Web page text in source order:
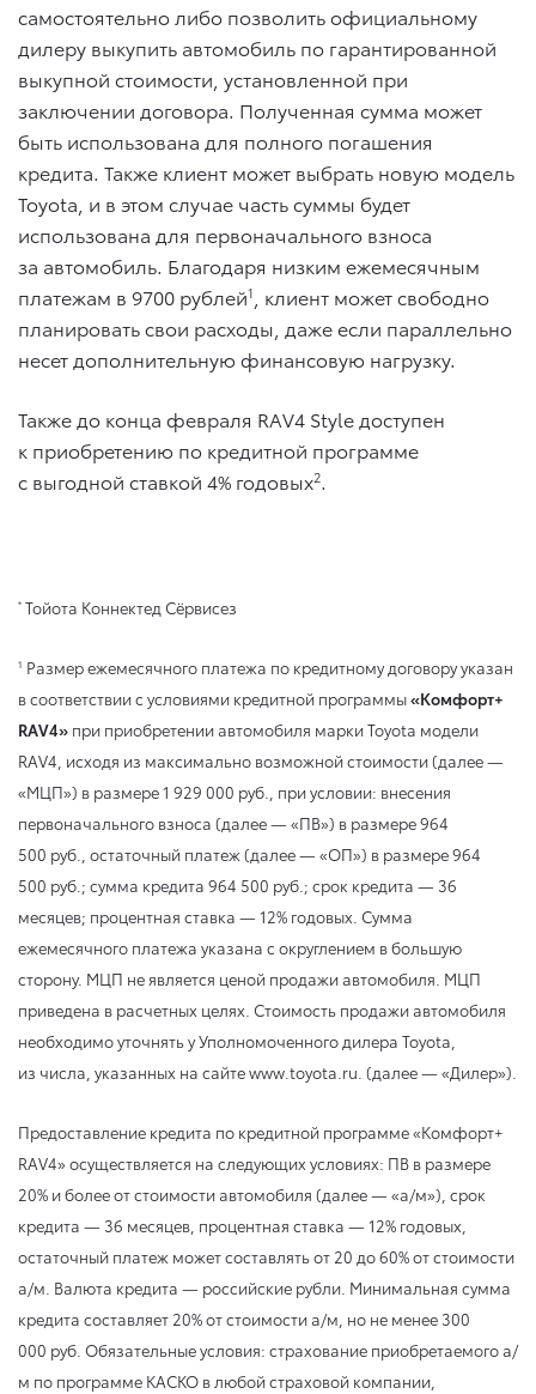
самостоятельно либо позволить официальному
дилеру выкупить автомобиль по гарантированной
выкупной стоимости, установленной при
заключении договора. Полученная сумма может
быть использована для полного погашения
кредита. Также клиент может выбрать новую модель
Toyota, и в этом случае часть суммы будет
использована для первоначального взноса
за автомобиль. Благодаря низким ежемесячным
платежам в 9700 рублей1
, клиент может свободно
планировать свои расходы, даже если параллельно
несет дополнительную финансовую нагрузку.
Также до конца февраля RAV4 Style доступен
к приобретению по кредитной программе
с выгодной ставкой 4% годовых2.
* Тойота Коннектед Сёрвисез
1 Размер ежемесячного платежа по кредитному договору указан
в соответствии с условиями кредитной программы«Комфорт+
RAV4» при приобретении автомобиля марки Toyota модели
RAV4, исходя из максимально возможной стоимости (далее —
«МЦП») в размере 1 929 000 руб., при условии: внесения
первоначального взноса (далее — «ПВ») в размере 964
500 руб., остаточный платеж (далее — «ОП») в размере 964
500 руб.; сумма кредита 964 500 руб.; срок кредита — 36
месяцев; процентная ставка — 12% годовых. Сумма
ежемесячного платежа указана с округлением в большую
сторону. МЦП не является ценой продажи автомобиля. МЦП
приведена в расчетных целях. Стоимость продажи автомобиля
необходимо уточнять у Уполномоченного дилера Toyota,
из числа, указанных на сайте www.toyota.ru. (далее — «Дилер»).
Предоставление кредита по кредитной программе «Комфорт+
RAV4» осуществляется на следующих условиях: ПВ в размере
20% и более от стоимости автомобиля (далее — «а/м»), срок
кредита — 36 месяцев, процентная ставка — 12% годовых,
остаточный платеж может составлять от 20 до 60% от стоимости
а/м. Валюта кредита — российские рубли. Минимальная сумма
кредита составляет 20% от стоимости а/м, но не менее 300
000 руб. Обязательные условия: страхование приобретаемого а/
м по программе КАСКО в любой страховой компании,